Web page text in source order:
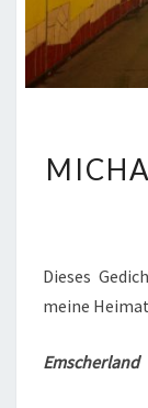
Dieses
meine
Emscherland